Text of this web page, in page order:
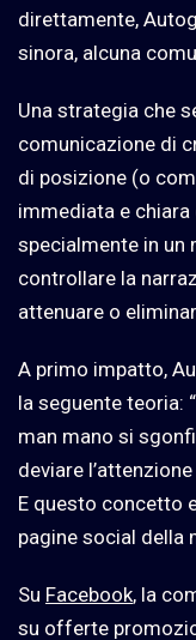
direttamente,
sinora, alcuna
Una strategia che
comunicazione di
di posizione (o
immediata e
specialmente in un
controllare la
attenuare o
A primo impatto,
la seguente teoria:
man mano si
deviare
E questo concetto
pagine social della
Su Facebook, la
su offerte